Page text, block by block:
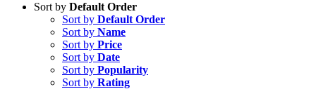
Sort by Default Order
Sort by Default Order
Sort by Name
Sort by Price
Sort by Date
Sort by Popularity
Sort by Rating